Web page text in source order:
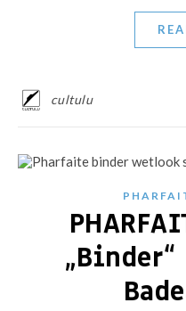
cultulu